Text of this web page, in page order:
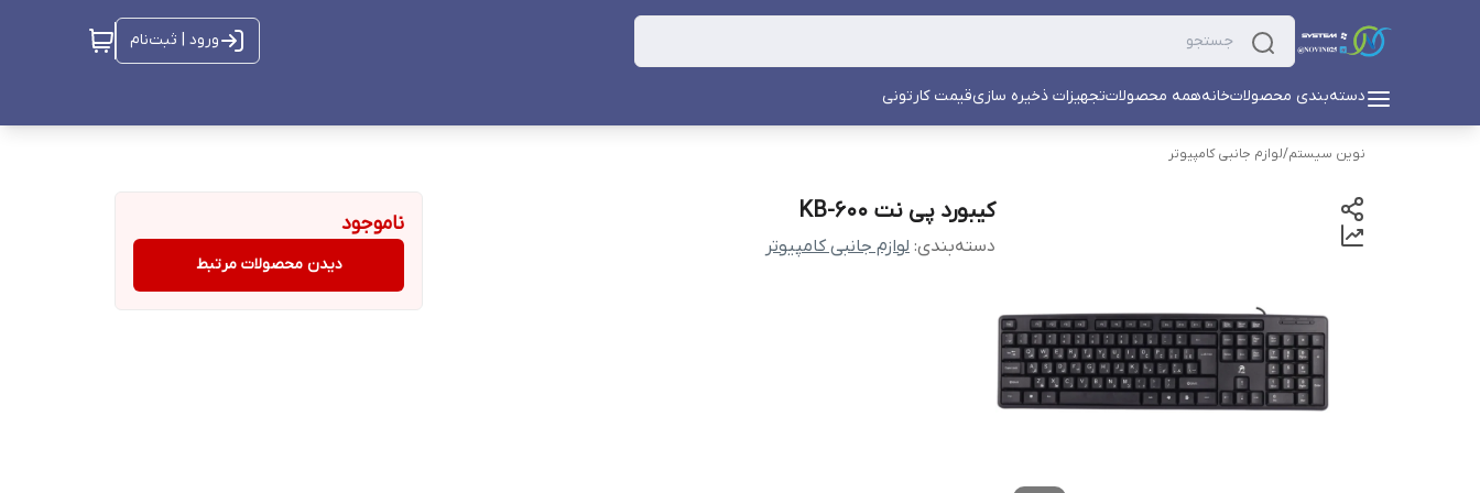
ورود | ثبت‌نام
دسته‌بندی محصولاتخانههمه محصولاتتجهیزات ذخیره سازیقیمت کارتونی
نوین سیستم/لوازم جانبی کامپیوتر
کیبورد پی نت KB-600
دسته‌بندی: لوازم جانبی کامپیوتر
ناموجود
دیدن محصولات مرتبط